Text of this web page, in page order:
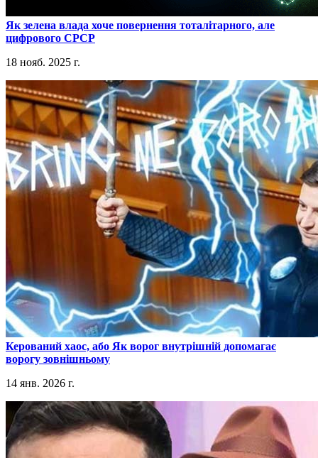
​Як зелена влада хоче повернення тоталітарного, але
цифрового СРСР
18 нояб. 2025 г.
​Керований хаос, або Як ворог внутрішній допомагає
ворогу зовнішньому
14 янв. 2026 г.